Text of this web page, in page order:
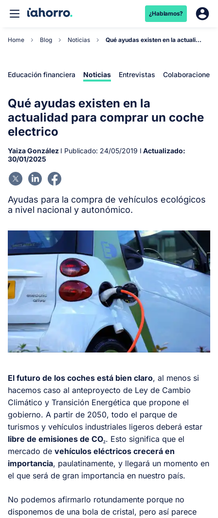
¿Hablamos?
Home Blog Noticias Qué ayudas existen en la actualidad para comprar...
Educación financiera Noticias Entrevistas Colaboraciones
Qué ayudas existen en la
actualidad para comprar un coche
electrico
Yaiza González I Publicado: 24/05/2019 I Actualizado:
30/01/2025
Ayudas para la compra de vehículos ecológicos
a nivel nacional y autonómico.
El futuro de los coches está bien claro, al menos si
hacemos caso al anteproyecto de Ley de Cambio
Climático y Transición Energética que propone el
gobierno. A partir de 2050, todo el parque de
turismos y vehículos industriales ligeros deberá estar
libre de emisiones de CO₂. Esto significa que el
mercado de vehículos eléctricos crecerá en
importancia, paulatinamente, y llegará un momento en
el que será de gran importancia en nuestro país.
No podemos afirmarlo rotundamente porque no
disponemos de una bola de cristal, pero así parece